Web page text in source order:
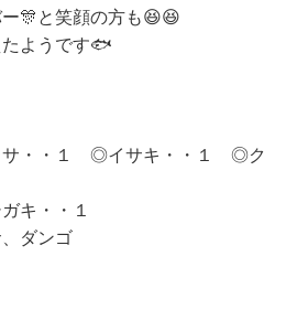
🎊と笑顔の方も😆😆
ようです🐟
・・１ ◎イサキ・・１ ◎ク
キ・・１
ダンゴ